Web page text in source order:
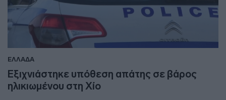
ΕΛΛΑΔΑ
Εξιχνιάστηκε υπόθεση απάτης σε βάρος
ηλικιωμένου στη Χίο